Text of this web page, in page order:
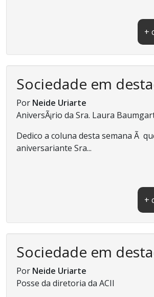
+
Sociedade em
Por Neide Uriarte
AniversÃ¡rio da Sra. Laura
Dedico a coluna desta semana Ã
aniversariante Sra...
+
Sociedade em
Por Neide Uriarte
Posse da diretoria da ACII